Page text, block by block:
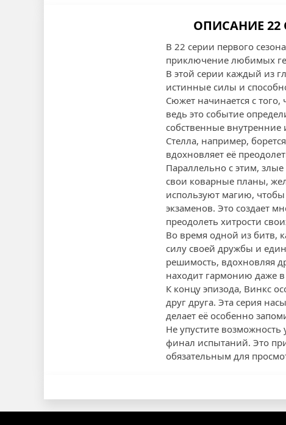
ОПИСАНИЕ
В 22 серии первого
приключение любимых
В этой серии каждый из
истинные силы и
Сюжет начинается с
ведь это событие
собственные внутренние
Стелла, например,
вдохновляет её
Параллельно с этим,
свои коварные планы,
используют магию,
экзаменов. Это создает
преодолеть хитрости
Во время одной из битв,
силу своей дружбы и
решимость, вдохновляя
находит гармонию даже в
К концу эпизода, Винкс
друг друга. Эта серия
делает её особенно
Не упустите
финал испытаний. Это
обязательным для